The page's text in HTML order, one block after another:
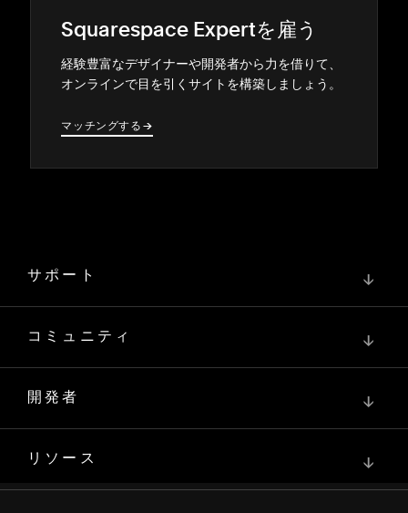
Squarespace Expertを雇う
経験豊富なデザイナ⁠ーや開発者から力を借りて⁠、
オンラインで目を引くサイトを構築しまし⁠ょう⁠。
マ⁠ッチングする →
→
サポート ↓
コミュニティ ↓
開発者 ↓
リソース ↓